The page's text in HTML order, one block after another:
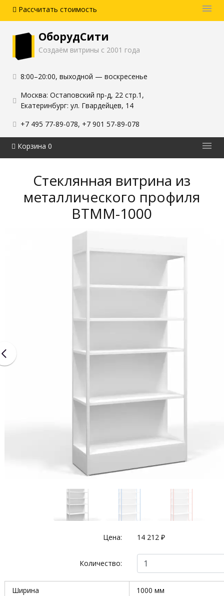
Рассчитать стоимость
ОборудСити
Создаём витрины с 2001 года
8:00–20:00, выходной — воскресенье
Москва: Остаповский пр-д, 22 стр.1 ,
Екатеринбург: ул. Гвардейцев, 14
+7 495 77-89-078, +7 901 57-89-078
Услуги
О производстве
Корзина 0
Стеклянная витрина из
металлического профиля
ВТММ-1000
Цена: 14 212 ₽
Количество:
Ширина
1000 мм